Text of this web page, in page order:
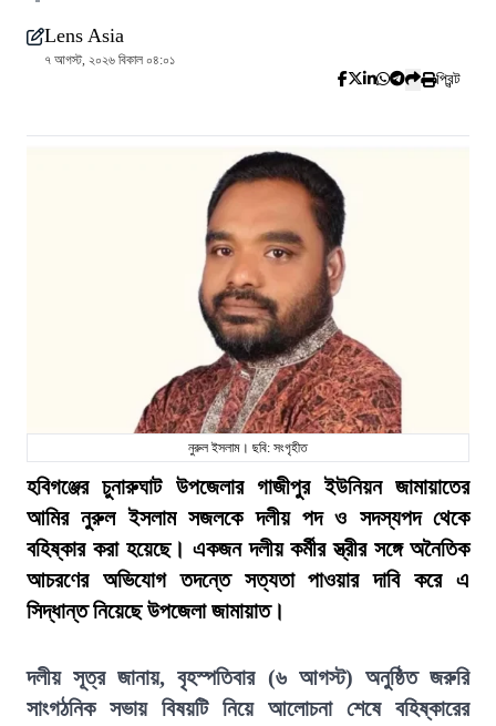
Lens Asia
৭ আগস্ট, ২০২৬ বিকাল ০৪:০১
প্রিন্ট
নুরুল ইসলাম। ছবি: সংগৃহীত
হবিগঞ্জের চুনারুঘাট উপজেলার গাজীপুর ইউনিয়ন জামায়াতের
আমির নুরুল ইসলাম সজলকে দলীয় পদ ও সদস্যপদ থেকে
বহিষ্কার করা হয়েছে। একজন দলীয় কর্মীর স্ত্রীর সঙ্গে অনৈতিক
আচরণের অভিযোগ তদন্তে সত্যতা পাওয়ার দাবি করে এ
সিদ্ধান্ত নিয়েছে উপজেলা জামায়াত।
দলীয় সূত্র জানায়, বৃহস্পতিবার (৬ আগস্ট) অনুষ্ঠিত জরুরি
সাংগঠনিক সভায় বিষয়টি নিয়ে আলোচনা শেষে বহিষ্কারের